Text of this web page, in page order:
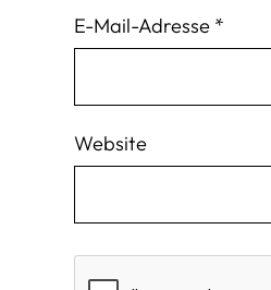
E-Mail-Adresse *
Website